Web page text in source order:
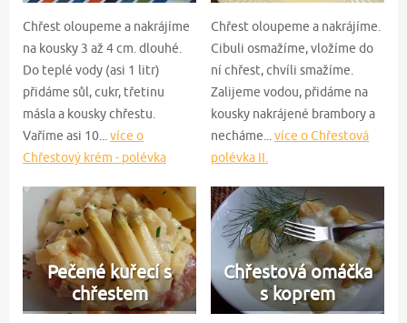
Chřest oloupeme a nakrájíme
na kousky 3 až 4 cm. dlouhé.
Do teplé vody (asi 1 litr)
přidáme sůl, cukr, třetinu
másla a kousky chřestu.
Vaříme asi 10... více o
Chřestový krém - polévka
Chřest oloupeme a nakrájíme.
Cibuli osmažíme, vložíme do
ní chřest, chvíli smažíme.
Zalijeme vodou, přidáme na
kousky nakrájené brambory a
necháme... více o Chřestová
polévka II.
Pečené kuřecí s
chřestem
Chřestová omáčka
s koprem